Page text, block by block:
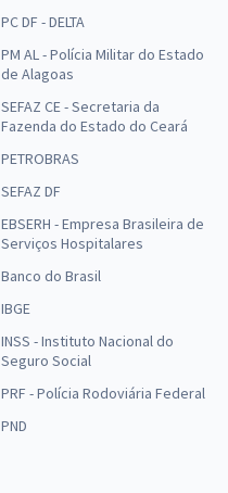
PC DF - DELTA
PM AL - Polícia Militar do Estado
de Alagoas
SEFAZ CE - Secretaria da
Fazenda do Estado do Ceará
PETROBRAS
SEFAZ DF
EBSERH - Empresa Brasileira de
Serviços Hospitalares
Banco do Brasil
IBGE
INSS - Instituto Nacional do
Seguro Social
PRF - Polícia Rodoviária Federal
PND